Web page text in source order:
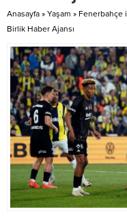
Anasayfa » Yaşam » Fenerbahçe
Birlik Haber Ajansı